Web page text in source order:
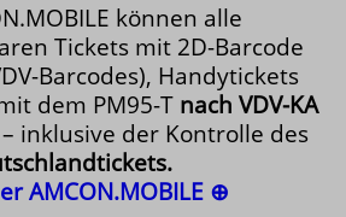
können alle
Tickets mit 2D-Barcode
Barcodes), Handytickets
dem PM95-T nach VDV-KA
inklusive der Kontrolle des
AMCON.MOBILE ⊕